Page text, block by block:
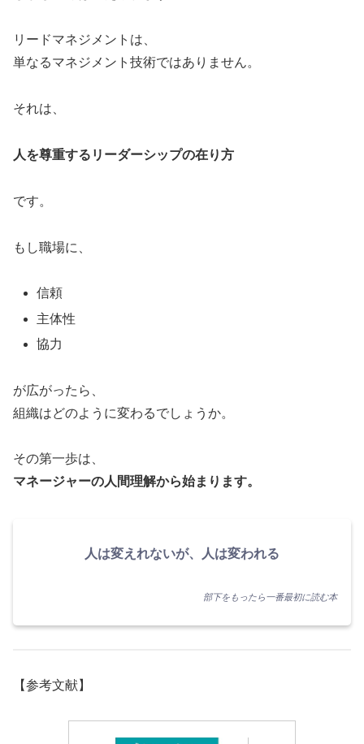
リードマネジメントは、
単なるマネジメント技術ではありません。
それは、
人を尊重するリーダーシップの在り方
です。
もし職場に、
信頼
主体性
協力
が広がったら、
組織はどのように変わるでしょうか。
その第一歩は、
マネージャーの人間理解から始まります。
人は変えれないが、人は変われる
部下をもったら一番最初に読む本
【参考文献】